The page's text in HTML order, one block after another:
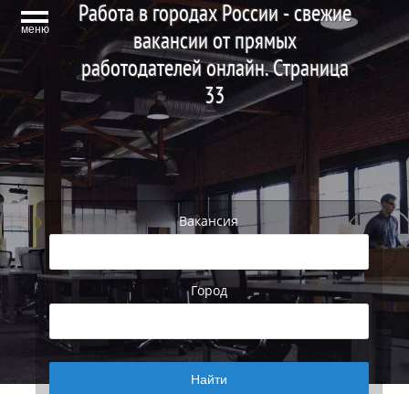
меню
Работа в городах России - свежие
вакансии от прямых
работодателей онлайн. Страница
33
Вакансия
Город